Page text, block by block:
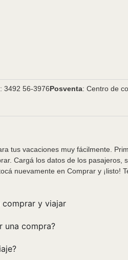
: 3492 56-3976Posventa: Centro de
tus vacaciones muy fácilmente.
Cargá los datos de los
nuevamente en Comprar y
comprar y viajar
una compra?